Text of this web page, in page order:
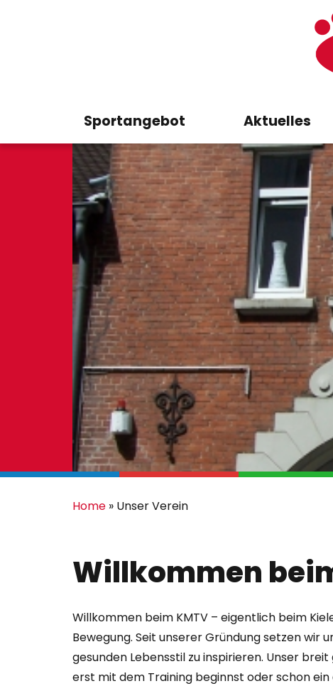
Sportangebot Aktuelles
Home » Unser Verein
Willkommen
Willkommen beim KMTV – eigentlich beim
Bewegung. Seit unserer Gründung setzen wir
gesunden Lebensstil zu inspirieren. Unser
erst mit dem Training beginnst oder schon